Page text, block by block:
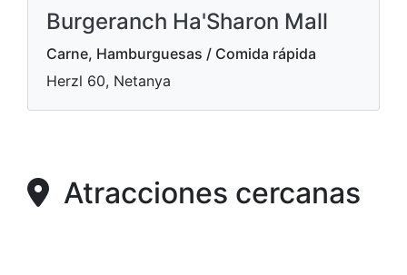
Burgeranch Ha'Sharon Mall
Carne, Hamburguesas / Comida rápida
Herzl 60, Netanya
Atracciones cercanas